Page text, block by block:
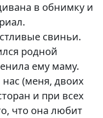
в обнимку и
свиньи.
родной
ему маму.
(меня, двоих
и при всех
что она любит